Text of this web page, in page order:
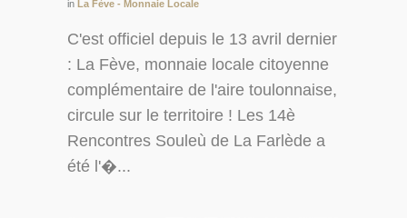
in La Fève - Monnaie Locale
C'est officiel depuis le 13 avril dernier
: La Fève, monnaie locale citoyenne
complémentaire de l'aire toulonnaise,
circule sur le territoire ! Les 14è
Rencontres Souleù de La Farlède a
été l'�...